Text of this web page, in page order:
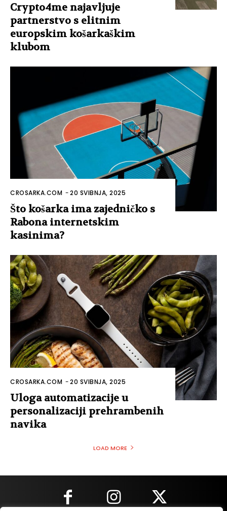
Crypto4me najavljuje
partnerstvo s elitnim
europskim košarkaškim
klubom
CROSARKA.COM -20 SVIBNJA, 2025
Što košarka ima zajedničko s
Rabona internetskim
kasinima?
CROSARKA.COM -20 SVIBNJA, 2025
Uloga automatizacije u
personalizaciji prehrambenih
navika
LOAD MORE